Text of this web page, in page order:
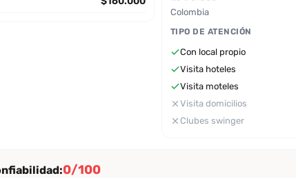
Colombia
TIPO DE ATENCIÓN
Con local propio
Visita hoteles
Visita moteles
Visita domicilios
Clubes swinger
0/100